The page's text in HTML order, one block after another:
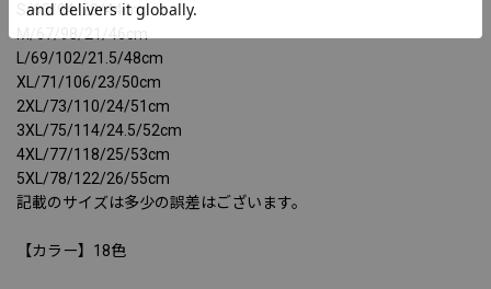
S/65/94/20/44cm
L/69/102/21.5/48cm
XL/71/106/23/50cm
2XL/73/110/24/51cm
3XL/75/114/24.5/52cm
4XL/77/118/25/53cm
5XL/78/122/26/55cm
記載のサイズは多少の誤差はございます。
【カラー】18色